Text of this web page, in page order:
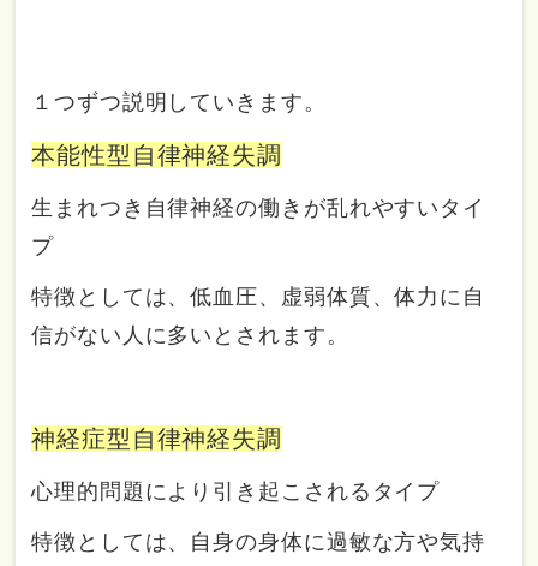
１つずつ説明していきます。
本能性型自律神経失調
生まれつき自律神経の働きが乱れやすいタイ
プ
特徴としては、低血圧、虚弱体質、体力に自
信がない人に多いとされます。
神経症型自律神経失調
心理的問題により引き起こされるタイプ
特徴としては、自身の身体に過敏な方や気持